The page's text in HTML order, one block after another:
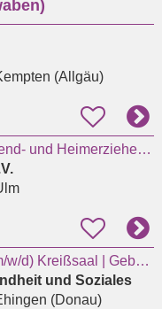
(Allgäu)
Sozialpädagoge / Jugend- und Heimerzieher / Erzieher / Heilerziehungspfleger / Hebamme (m/w/d)
Leitende Hebamme (m/w/d) Kreißsaal | Geburtshilfe - Ehingen
und Soziales
(Donau)